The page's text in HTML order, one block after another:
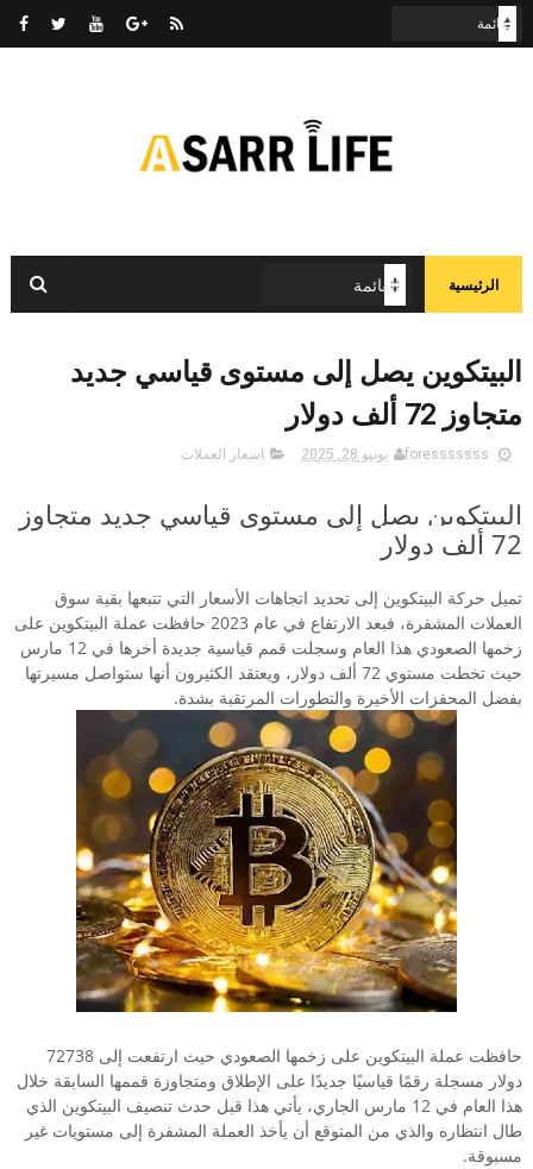
الرئيسية
البيتكوين يصل إلى مستوى قياسي جديد
متجاوز 72 ألف دولار
foresssssss يونيو 28, 2025 اسعار العملات
البيتكوين يصل إلى مستوى قياسي جديد متجاوز
72 ألف دولار
تميل حركة البيتكوين إلى تحديد اتجاهات الأسعار التي تتبعها بقية سوق
العملات المشفرة، فبعد الارتفاع في عام 2023 حافظت عملة البيتكوين على
زخمها الصعودي هذا العام وسجلت قمم قياسية جديدة أخرها في 12 مارس
حيث تخطت مستوي 72 ألف دولار، ويعتقد الكثيرون أنها ستواصل مسيرتها
بفضل المحفزات الأخيرة والتطورات المرتقبة بشدة.
حافظت عملة البيتكوين على زخمها الصعودي حيث ارتفعت إلى 72738
دولار مسجلة رقمًا قياسيًا جديدًا على الإطلاق ومتجاوزة قممها السابقة خلال
هذا العام في 12 مارس الجاري، يأتي هذا قبل حدث تنصيف البيتكوين الذي
طال انتظاره والذي من المتوقع أن يأخذ العملة المشفرة إلى مستويات غير
مسبوقة.